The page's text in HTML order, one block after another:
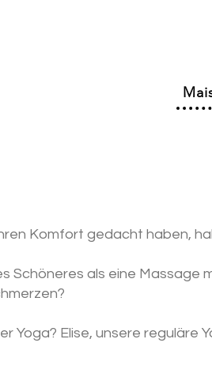
Komfort gedacht haben,
Schöneres als eine Massage
Yoga? Elise, unsere reguläre